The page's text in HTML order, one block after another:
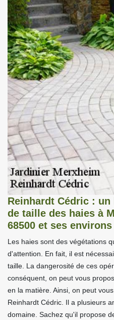
Reinhardt Cédric :
de taille des haies à
68500 et ses environs
Les haies sont des végétations
d'attention. En fait, il est
taille. La dangerosité de ces
conséquent, on peut vous
en la matière. Ainsi, on peut
Reinhardt Cédric. Il a plusieurs
domaine. Sachez qu'il propose